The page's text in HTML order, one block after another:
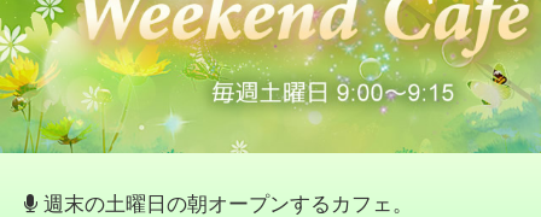
週末の土曜日の朝オープンするカフェ。